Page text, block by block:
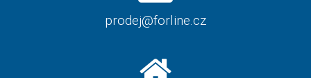
prodej@forline.cz